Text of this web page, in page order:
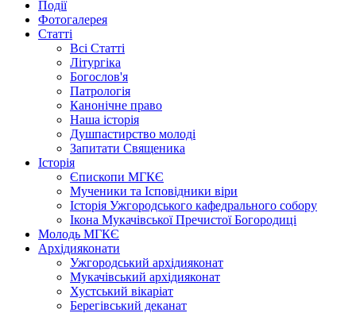
Події
Фотогалерея
Статті
Всі Статті
Літургіка
Богослов'я
Патрологія
Канонічне право
Наша історія
Душпастирство молоді
Запитати Священика
Історія
Єпископи МГКЄ
Мученики та Ісповідники віри
Історія Ужгородського кафедрального собору
Ікона Мукачівської Пречистої Богородиці
Молодь МГКЄ
Архідияконати
Ужгородський архідияконат
Мукачівський архідияконат
Хустський вікаріат
Берегівський деканат